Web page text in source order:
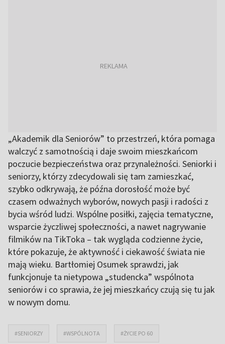
„Akademik dla Seniorów” to przestrzeń, która pomaga
walczyć z samotnością i daje swoim mieszkańcom
poczucie bezpieczeństwa oraz przynależności. Seniorki i
seniorzy, którzy zdecydowali się tam zamieszkać,
szybko odkrywają, że późna dorosłość może być
czasem odważnych wyborów, nowych pasji i radości z
bycia wśród ludzi. Wspólne posiłki, zajęcia tematyczne,
wsparcie życzliwej społeczności, a nawet nagrywanie
filmików na TikToka – tak wygląda codzienne życie,
które pokazuje, że aktywność i ciekawość świata nie
mają wieku. Bartłomiej Osumek sprawdzi, jak
funkcjonuje ta nietypowa „studencka” wspólnota
seniorów i co sprawia, że jej mieszkańcy czują się tu jak
w nowym domu.
#SENIORZY #WSPÓLNOTA #ŻYCIE PO 60